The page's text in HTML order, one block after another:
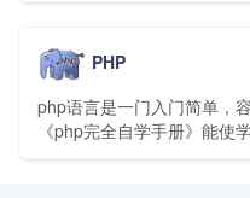
PHP
php语言是一门入门简单，
《php完全自学手册》能使